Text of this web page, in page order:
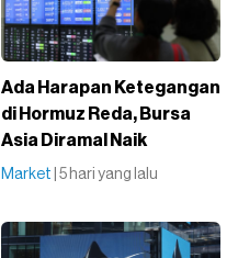
Ada Harapan Ketegangan
di Hormuz Reda, Bursa
Asia Diramal Naik
Market | 5 hari yang lalu